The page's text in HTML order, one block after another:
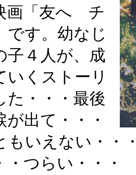
画「友へ チ
です。幼なじ
子４人が、成
いくストーリ
た・・・最後
が出て・・・
もいえない・・
・つらい・・・